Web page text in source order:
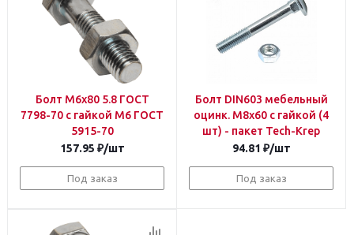
Болт М6х80 5.8 ГОСТ
7798-70 с гайкой М6 ГОСТ
5915-70
157.95 ₽/шт
Под заказ
Болт DIN603 мебельный
оцинк. М8х60 с гайкой (4
шт) - пакет Tech-Krep
94.81 ₽/шт
Под заказ